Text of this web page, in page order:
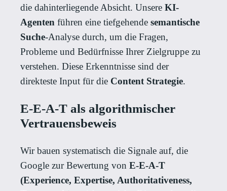
die dahinterliegende Absicht. Unsere KI-
Agenten führen eine tiefgehende semantische
Suche-Analyse durch, um die Fragen,
Probleme und Bedürfnisse Ihrer Zielgruppe zu
verstehen. Diese Erkenntnisse sind der
direkteste Input für die Content Strategie.
E-E-A-T als algorithmischer
Vertrauensbeweis
Wir bauen systematisch die Signale auf, die
Google zur Bewertung von E-E-A-T
(Experience, Expertise, Authoritativeness,